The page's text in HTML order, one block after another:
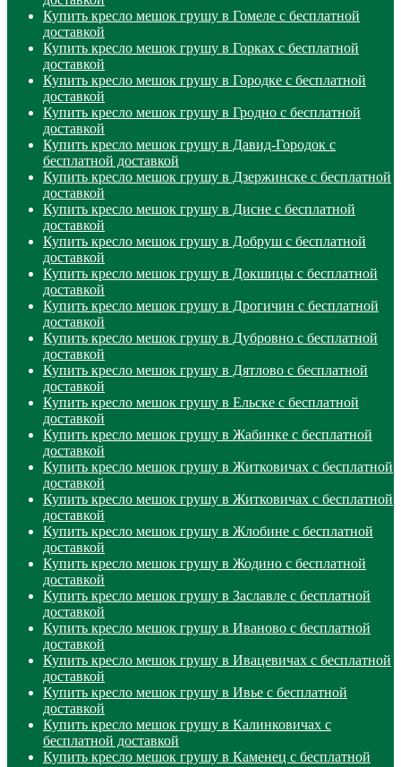
Купить кресло мешок грушу в Гомеле с бесплатной
доставкой
Купить кресло мешок грушу в Горках с бесплатной
доставкой
Купить кресло мешок грушу в Городке с бесплатной
доставкой
Купить кресло мешок грушу в Гродно с бесплатной
доставкой
Купить кресло мешок грушу в Давид-Городок с
бесплатной доставкой
Купить кресло мешок грушу в Дзержинске с бесплатной
доставкой
Купить кресло мешок грушу в Дисне с бесплатной
доставкой
Купить кресло мешок грушу в Добруш с бесплатной
доставкой
Купить кресло мешок грушу в Докшицы с бесплатной
доставкой
Купить кресло мешок грушу в Дрогичин с бесплатной
доставкой
Купить кресло мешок грушу в Дубровно с бесплатной
доставкой
Купить кресло мешок грушу в Дятлово с бесплатной
доставкой
Купить кресло мешок грушу в Ельске с бесплатной
доставкой
Купить кресло мешок грушу в Жабинке с бесплатной
доставкой
Купить кресло мешок грушу в Житковичах с бесплатной
доставкой
Купить кресло мешок грушу в Житковичах с бесплатной
доставкой
Купить кресло мешок грушу в Жлобине с бесплатной
доставкой
Купить кресло мешок грушу в Жодино с бесплатной
доставкой
Купить кресло мешок грушу в Заславле с бесплатной
доставкой
Купить кресло мешок грушу в Иваново с бесплатной
доставкой
Купить кресло мешок грушу в Ивацевичах с бесплатной
доставкой
Купить кресло мешок грушу в Ивье с бесплатной
доставкой
Купить кресло мешок грушу в Калинковичах с
бесплатной доставкой
Купить кресло мешок грушу в Каменец с бесплатной